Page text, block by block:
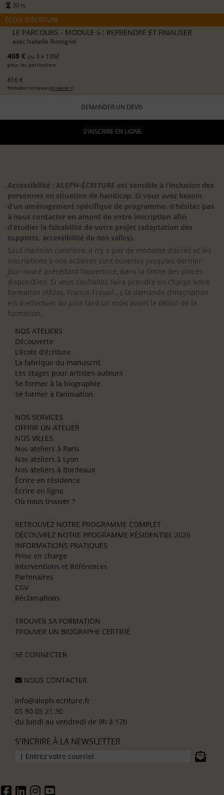
30 h.
ÉCOLE D'ÉCRITURE
LE PARCOURS - MODULE 6 : REPRENDRE ET FINALISER
avec Isabelle Rossignol
408 € ou 3 x 136€
pour les particuliers
816 €
formation continue (en savoir +)
DEMANDER UN DEVIS
S'INSCRIRE EN LIGNE
Accessibilité : ALEPH-ÉCRITURE est sensible à l’inclusion des
personnes en situation de handicap. Si vous avez besoin
d’un aménagement spécifique de programme, n’hésitez pas
à nous contacter en amont de votre inscription afin
d’étudier la faisabilité de votre projet (adaptation des
supports, accessibilité de nos salles).
Sauf mention contraire, il n’y a pas de modalité d’accès et les
inscriptions à nos activités sont ouvertes jusqu’au dernier
jour ouvré précédant l’ouverture, dans la limite des places
disponibles. Si vous souhaitez faire prendre en charge votre
formation (Afdas, France Travail…), la demande d’inscription
est à effectuer au plus tard un mois avant le début de la
formation.
NOS ATELIERS
Découverte
L’école d’écriture
La fabrique du manuscrit
Les stages pour artistes-auteurs
Se former à la biographie
Se former à l’animation
NOS SERVICES
OFFRIR UN ATELIER
NOS VILLES
Nos ateliers à Paris
Nos ateliers à Lyon
Nos ateliers à Bordeaux
Écrire en résidence
Écrire en ligne
Où nous trouver ?
RETROUVEZ NOTRE PROGRAMME COMPLET
DÉCOUVREZ NOTRE PROGRAMME RÉSIDENTIEL 2026
INFORMATIONS PRATIQUES
Prise en charge
Interventions et Références
Partenaires
CGV
Réclamations
TROUVER SA FORMATION
TROUVER UN BIOGRAPHE CERTIFIÉ
SE CONNECTER
NOUS CONTACTER
info@aleph-ecriture.fr
01 80 05 21 30
du lundi au vendredi de 9h à 17h
S'INCRIRE À LA NEWSLETTER